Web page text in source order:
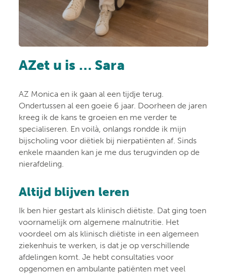
AZet u is … Sara
AZ Monica en ik gaan al een tijdje terug.
Ondertussen al een goeie 6 jaar. Doorheen de jaren
kreeg ik de kans te groeien en me verder te
specialiseren. En voilà, onlangs rondde ik mijn
bijscholing voor diëtiek bij nierpatiënten af. Sinds
enkele maanden kan je me dus terugvinden op de
nierafdeling.
Altijd blijven leren
Ik ben hier gestart als klinisch diëtiste. Dat ging toen
voornamelijk om algemene malnutritie. Het
voordeel om als klinisch diëtiste in een algemeen
ziekenhuis te werken, is dat je op verschillende
afdelingen komt. Je hebt consultaties voor
opgenomen en ambulante patiënten met veel